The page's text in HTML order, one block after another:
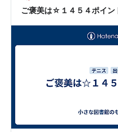
を…
ご褒美は☆１４５４ポイ